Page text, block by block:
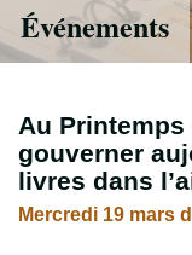
Événements
Au Printemps
gouverner
livres dans
Mercredi 19 mars